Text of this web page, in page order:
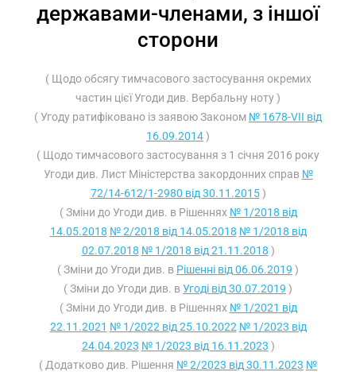
державами-членами, з іншої
сторони
( Щодо обсягу тимчасового застосування окремих
частин цієї Угоди див. Вербальну ноту)
( Угоду ратифіковано із заявою Законом № 1678-VII від
16.09.2014)
( Щодо тимчасового застосування з 1 січня 2016 року
Угоди див. Лист Міністерства закордонних справ №
72/14-612/1-2980 від 30.11.2015)
( Зміни до Угоди див. в Рішеннях № 1/2018 від
14.05.2018 № 2/2018 від 14.05.2018 № 1/2018 від
02.07.2018 № 1/2018 від 21.11.2018 )
( Зміни до Угоди див. в Рішенні від 06.06.2019 )
( Зміни до Угоди див. в Угоді від 30.07.2019 )
( Зміни до Угоди див. в Рішеннях № 1/2021 від
22.11.2021 № 1/2022 від 25.10.2022 № 1/2023 від
24.04.2023 № 1/2023 від 16.11.2023 )
( Додатково див. Рішення № 2/2023 від 30.11.2023 №